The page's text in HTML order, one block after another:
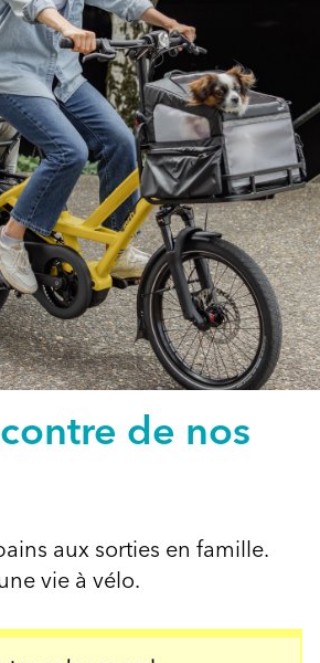
de nos
aux sorties en famille.
vie à vélo.